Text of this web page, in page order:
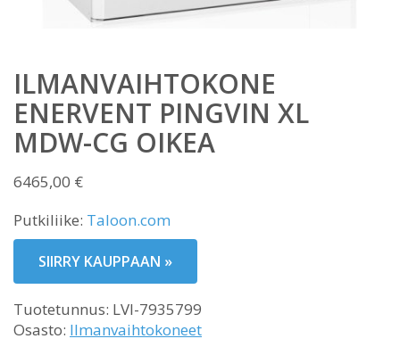
ILMANVAIHTOKONE
ENERVENT PINGVIN XL
MDW-CG OIKEA
6465,00 €
Putkiliike: Taloon.com
SIIRRY KAUPPAAN »
Tuotetunnus: LVI-7935799
Osasto: Ilmanvaihtokoneet